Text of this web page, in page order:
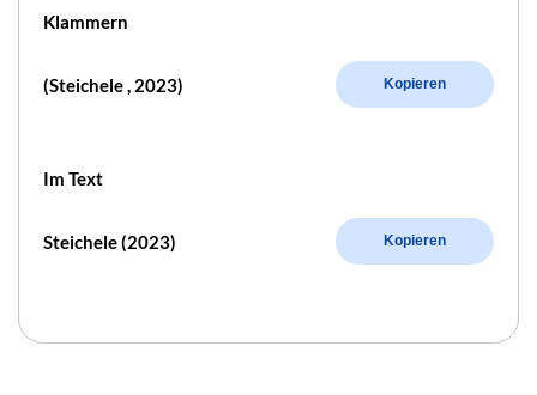
Klammern
(Steichele , 2023) Kopieren
Im Text
Steichele (2023) Kopieren